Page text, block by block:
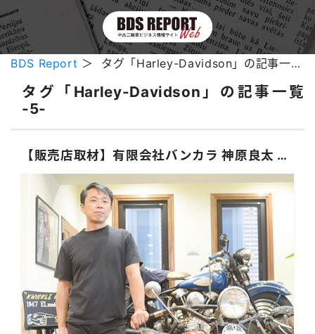
BDS Report ＞ タグ「Harley-Davidson」の記事一覧 -5-
タグ「Harley-Davidson」の記事一覧
-5-
【販売店取材】有限会社バンカラ 神原良太 社長（広島県）